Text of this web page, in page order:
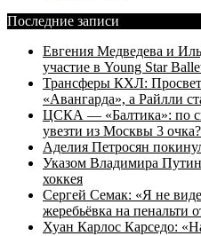
Последние записи
Евгения Медведева и
участие в Young Star
Трансферы КХЛ:
«Авангарда», а Райлли
ЦСКА — «Балтика»: по
увезти из Москвы 3 очка?
Аделия Петросян
Указом Владимира
хоккея
Сергей Семак: «Я не
жеребьёвка на пенальти
Хуан Карлос Карседо: